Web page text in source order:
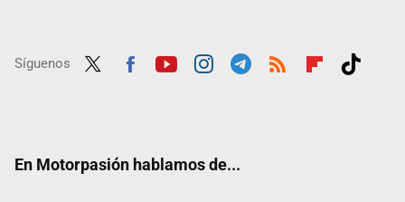
Síguenos
En Motorpasión hablamos de...